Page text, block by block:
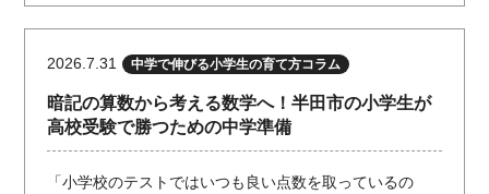
2026.7.31 中学で伸びる小学生の育て方コラム
暗記の算数から考える数学へ！半田市の小学生が
高校受験で勝つための中学準備
「小学校のテストではいつも良い点数を取っているの